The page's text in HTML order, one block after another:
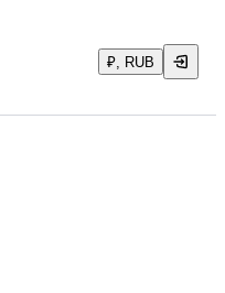
₽, RUB